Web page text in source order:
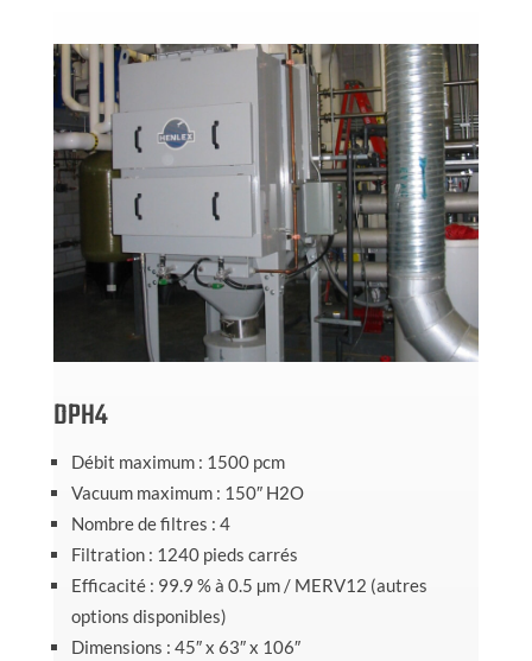
DPH4
Débit maximum : 1500 pcm
Vacuum maximum : 150″ H2O
Nombre de filtres : 4
Filtration : 1240 pieds carrés
Efficacité : 99.9 % à 0.5 µm / MERV12 (autres
options disponibles)
Dimensions : 45″ x 63″ x 106″